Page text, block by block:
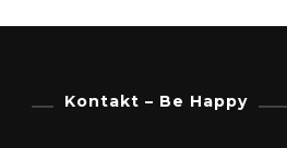
Kontakt – Be Happy